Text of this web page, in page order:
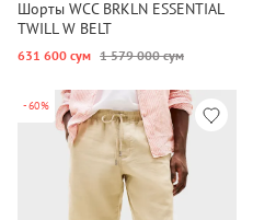
Шорты WCC BRKLN ESSENTIAL
TWILL W BELT
631 600 сум 1 579 000 сум
-60%